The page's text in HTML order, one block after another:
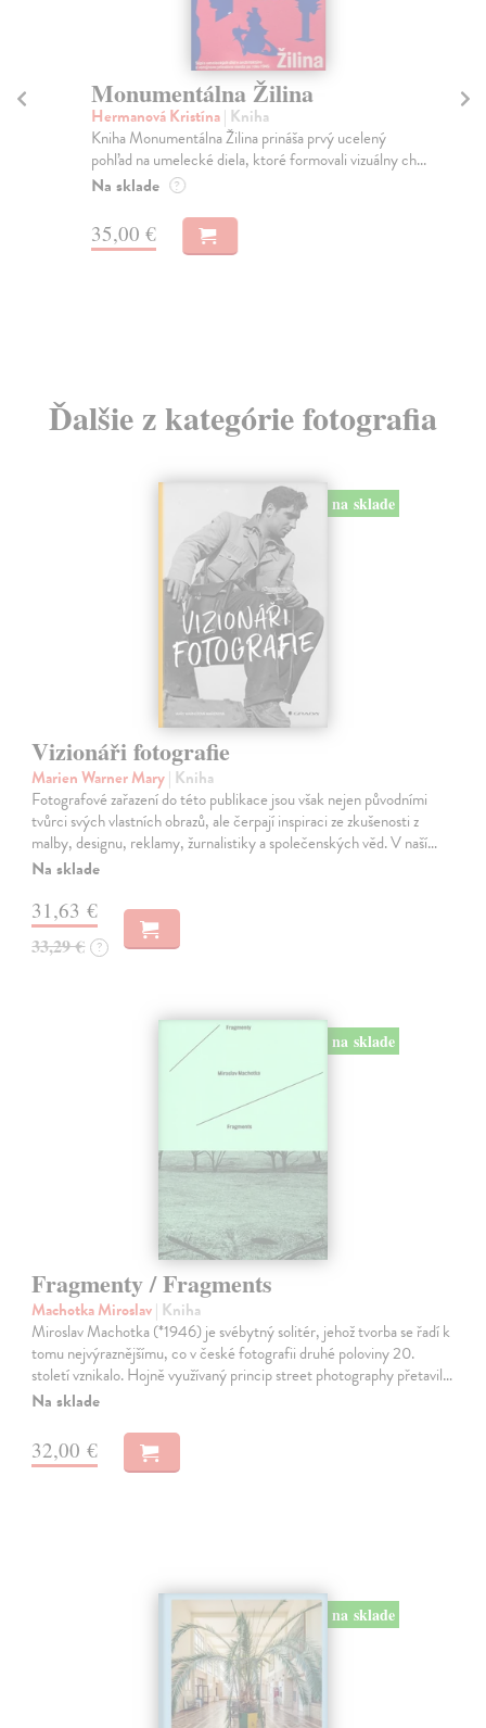
Monumentálna Žilina
Hermanová Kristína| Kniha
Kniha Monumentálna Žilina prináša prvý ucelený
pohľad na umelecké diela, ktoré formovali vizuálny ch...
Na sklade ?
35,00 €
Ďalšie z kategórie fotografia
na sklade
Vizionáři fotografie
Marien Warner Mary| Kniha
Fotografové zařazení do této publikace jsou však nejen původními
tvůrci svých vlastních obrazů, ale čerpají inspiraci ze zkušenosti z
malby, designu, reklamy, žurnalistiky a společenských věd. V naší…
Na sklade
31,63 €
33,29 € ?
na sklade
Fragmenty / Fragments
Machotka Miroslav| Kniha
Miroslav Machotka (*1946) je svébytný solitér, jehož tvorba se řadí k
tomu nejvýraznějšímu, co v české fotografii druhé poloviny 20.
století vznikalo. Hojně využívaný princip street photography přetavil…
Na sklade
32,00 €
na sklade